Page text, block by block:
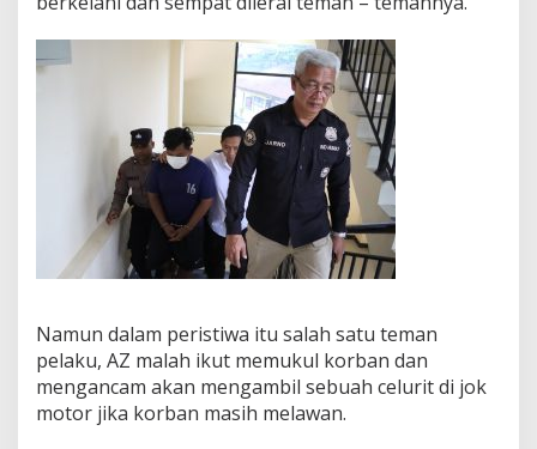
Namun dalam peristiwa itu salah satu teman
pelaku, AZ malah ikut memukul korban dan
mengancam akan mengambil sebuah celurit di jok
motor jika korban masih melawan.